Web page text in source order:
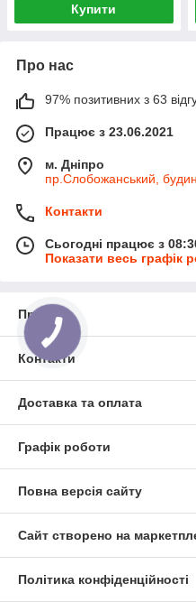
Купити
Про нас
97% позитивних з 63
Працює з 23.06.2021
м. Дніпро
пр.Слобожанський,
Контакти
Сьогодні працює з
Показати весь графік
Про нас
Контакти
Доставка та оплата
Графік роботи
Повна версія сайту
Сайт створено на
Політика конфіденційності